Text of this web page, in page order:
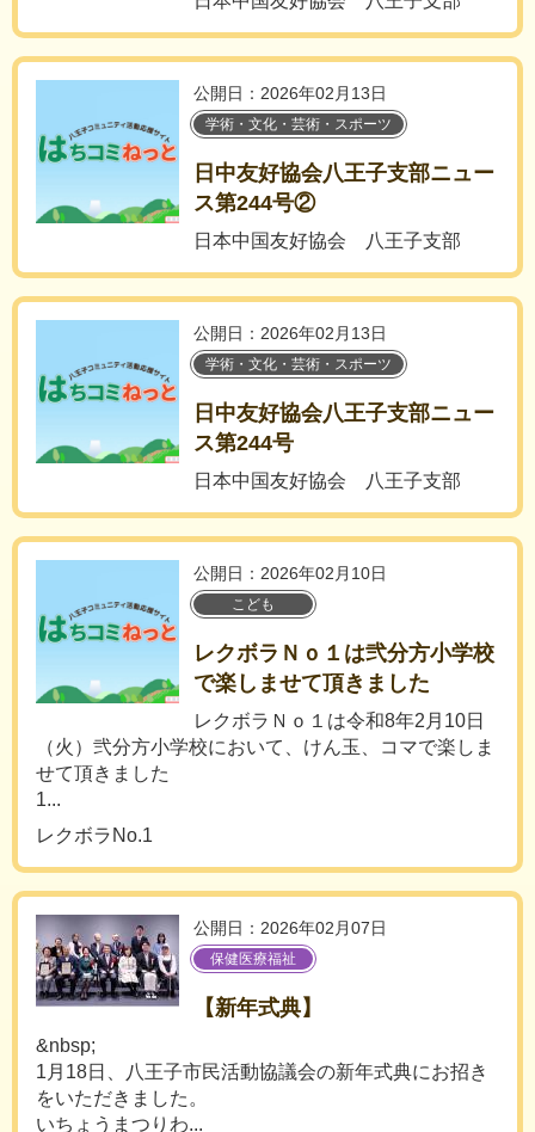
公開日：2026年02月13日
学術・文化・芸術・スポーツ
日中友好協会八王子支部ニュー
ス第244号②
日本中国友好協会 八王子支部
公開日：2026年02月13日
学術・文化・芸術・スポーツ
日中友好協会八王子支部ニュー
ス第244号
日本中国友好協会 八王子支部
公開日：2026年02月10日
こども
レクボラＮｏ１は弐分方小学校
で楽しませて頂きました
レクボラＮｏ１は令和8年2月10日
（火）弐分方小学校において、けん玉、コマで楽しま
せて頂きました
1...
レクボラNo.1
公開日：2026年02月07日
保健医療福祉
【新年式典】
&nbsp;
1月18日、八王子市民活動協議会の新年式典にお招き
をいただきました。
いちょうまつりわ...